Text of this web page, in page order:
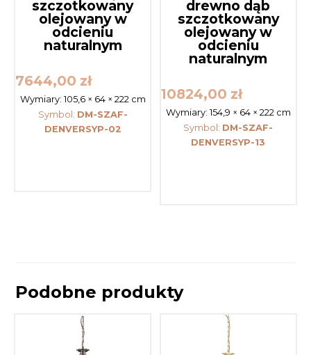
szczotkowany
olejowany w
odcieniu
naturalnym
7644,00 zł
Wymiary: 105,6 × 64 × 222 cm
Symbol: DM-SZAF-
DENVERSYP-02
drewno dąb
szczotkowany
olejowany w
odcieniu
naturalnym
10824,00 zł
Wymiary: 154,9 × 64 × 222 cm
Symbol: DM-SZAF-
DENVERSYP-13
Podobne produkty